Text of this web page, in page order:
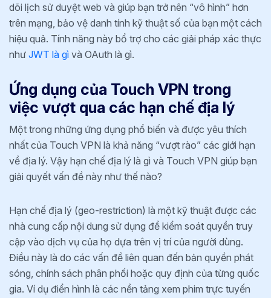
dõi lịch sử duyệt web và giúp bạn trở nên “vô hình” hơn
trên mạng, bảo vệ danh tính kỹ thuật số của bạn một cách
hiệu quả. Tính năng này bổ trợ cho các giải pháp xác thực
như JWT là gì và OAuth là gì.
Ứng dụng của Touch VPN trong
việc vượt qua các hạn chế địa lý
Một trong những ứng dụng phổ biến và được yêu thích
nhất của Touch VPN là khả năng “vượt rào” các giới hạn
về địa lý. Vậy hạn chế địa lý là gì và Touch VPN giúp bạn
giải quyết vấn đề này như thế nào?
Hạn chế địa lý (geo-restriction) là một kỹ thuật được các
nhà cung cấp nội dung sử dụng để kiểm soát quyền truy
cập vào dịch vụ của họ dựa trên vị trí của người dùng.
Điều này là do các vấn đề liên quan đến bản quyền phát
sóng, chính sách phân phối hoặc quy định của từng quốc
gia. Ví dụ điển hình là các nền tảng xem phim trực tuyến